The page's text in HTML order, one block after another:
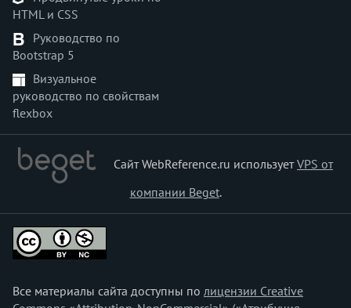
color
color-scheme
column-count
column-fill
column-gap
column-rule
column-rule-color
column-rule-style
column-rule-width
column-width
columns
content
counter-increment
HTML и CSS
Руководство по
Bootstrap 5
Визуальное
руководство по свойствам
flexbox
Сайт WebReference.ru используетVPS от
компании Beget.
Все материалы сайта доступны по лицензии Creative